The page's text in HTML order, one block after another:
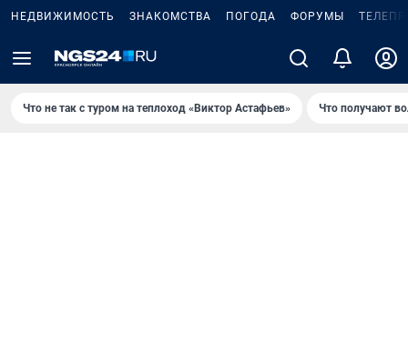
НЕДВИЖИМОСТЬ ЗНАКОМСТВА ПОГОДА ФОРУМЫ
Что не так с туром на теплоход «Виктор Астафьев» Что получают